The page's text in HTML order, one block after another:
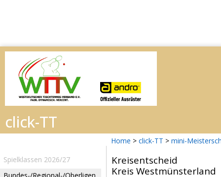
Home > click-TT > mini-
Spielklassen 2026/27
Kreisentscheid
Kreis Westmünsterland